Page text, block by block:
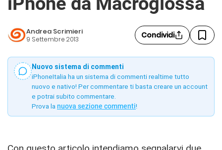
Andrea Scrimieri
9 Settembre 2013 Condividi
Nuovo sistema di commenti
iPhoneItalia ha un sistema di commenti realtime tutto
nuovo e nativo! Per commentare ti basta creare un account
e potrai subito commentare.
Prova la nuova sezione commenti!